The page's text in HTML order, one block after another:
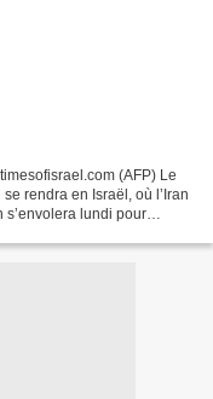
(AFP) Le
rendra en Israël, où l’Iran
s’envolera lundi pour